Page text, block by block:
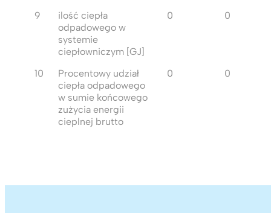
9
ilość ciepła
odpadowego w
systemie
ciepłowniczym [GJ]
0 0
10
Procentowy udział
ciepła odpadowego
w sumie końcowego
zużycia energii
cieplnej brutto
0 0